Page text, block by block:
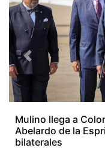
Incendio deja
investigan las
Previous